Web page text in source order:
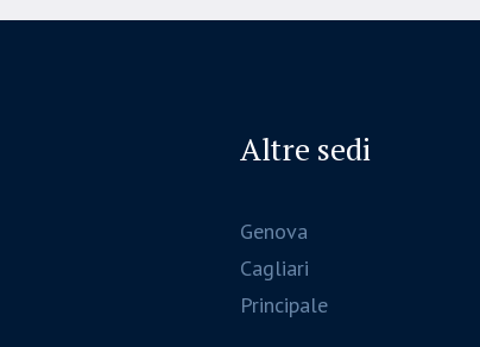
Altre sedi
Genova
Cagliari
Principale